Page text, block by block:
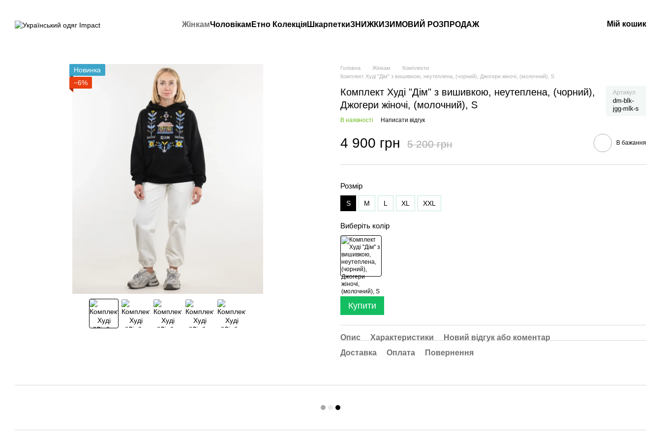
ЖінкамЧоловікам Етно КолекціяШкарпеткиЗНИЖКИЗИМОВИЙ РОЗПРОДАЖ Мій кошик
Новинка
−6%
Головна Жінкам
Комплекти
Комплект Худі "Дім" з вишивкою, неутеплена, (чорний), Джогери жіночі, (молочний), S
Комплект Худі "Дім" з вишивкою, неутеплена, (чорний),
Джогери жіночі, (молочний), S
Артикул
dm-blk-
jgg-mlk-s
В наявності Написати відгук
4 900 грн 5 200 грн В бажання
Розмір
S M L XL XXL
Виберіть колір
Купити
Опис Характеристики
Новий відгук або коментар
Доставка
Оплата Повернення